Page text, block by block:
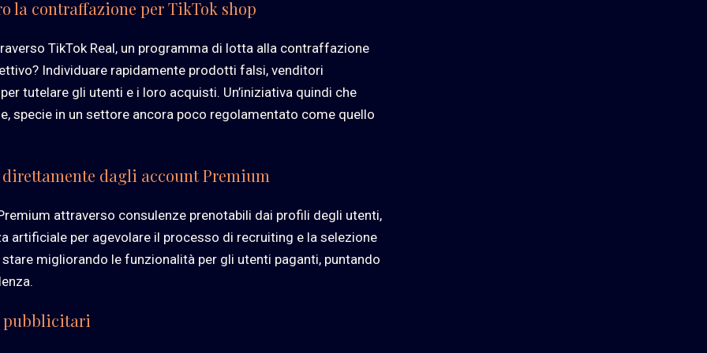
la contraffazione per TikTok shop
TikTok Real, un programma di lotta alla contraffazione
Individuare rapidamente prodotti falsi, venditori
tutelare gli utenti e i loro acquisti. Un’iniziativa quindi che
specie in un settore ancora poco regolamentato come quello
dagli account Premium
attraverso consulenze prenotabili dai profili degli utenti,
artificiale per agevolare il processo di recruiting e la selezione
migliorando le funzionalità per gli utenti paganti, puntando
pubblicitari